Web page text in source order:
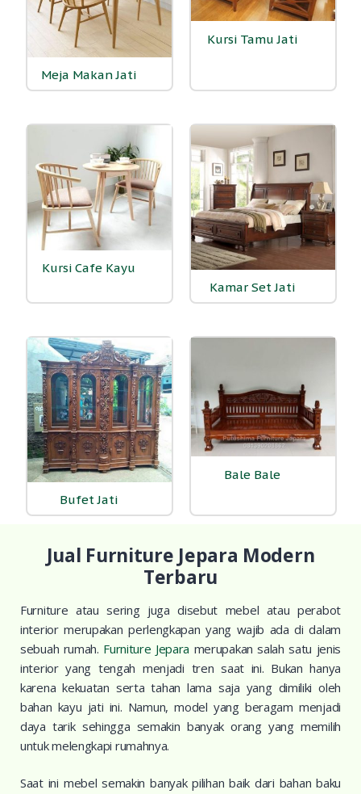
Meja Makan Jati
Kursi Tamu Jati
Kursi Cafe Kayu
Kamar Set Jati
Bufet Jati
Bale Bale
Jual Furniture Jepara Modern
Terbaru
Furniture atau sering juga disebut mebel atau perabot
interior merupakan perlengkapan yang wajib ada di dalam
sebuah rumah. Furniture Jepara merupakan salah satu jenis
interior yang tengah menjadi tren saat ini. Bukan hanya
karena kekuatan serta tahan lama saja yang dimiliki oleh
bahan kayu jati ini. Namun, model yang beragam menjadi
daya tarik sehingga semakin banyak orang yang memilih
untuk melengkapi rumahnya.
Saat ini mebel semakin banyak pilihan baik dari bahan baku